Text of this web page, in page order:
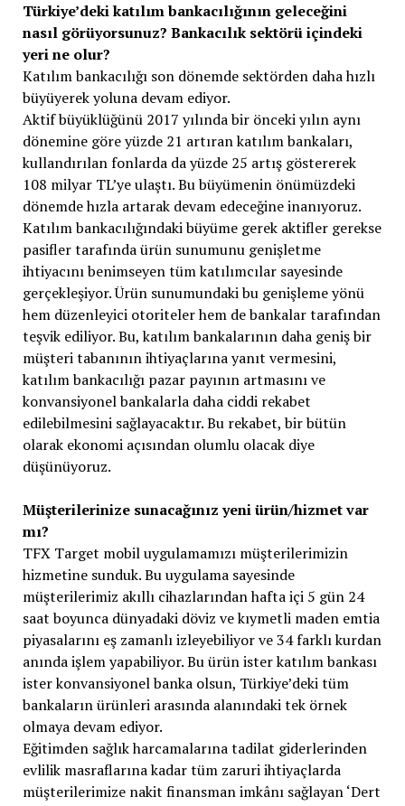
Türkiye’deki katılım bankacılığının geleceğini
nasıl görüyorsunuz? Bankacılık sektörü içindeki
yeri ne olur?
Katılım bankacılığı son dönemde sektörden daha hızlı
büyüyerek yoluna devam ediyor.
Aktif büyüklüğünü 2017 yılında bir önceki yılın aynı
dönemine göre yüzde 21 artıran katılım bankaları,
kullandırılan fonlarda da yüzde 25 artış göstererek
108 milyar TL’ye ulaştı. Bu büyümenin önümüzdeki
dönemde hızla artarak devam edeceğine inanıyoruz.
Katılım bankacılığındaki büyüme gerek aktifler gerekse
pasifler tarafında ürün sunumunu genişletme
ihtiyacını benimseyen tüm katılımcılar sayesinde
gerçekleşiyor. Ürün sunumundaki bu genişleme yönü
hem düzenleyici otoriteler hem de bankalar tarafından
teşvik ediliyor. Bu, katılım bankalarının daha geniş bir
müşteri tabanının ihtiyaçlarına yanıt vermesini,
katılım bankacılığı pazar payının artmasını ve
konvansiyonel bankalarla daha ciddi rekabet
edilebilmesini sağlayacaktır. Bu rekabet, bir bütün
olarak ekonomi açısından olumlu olacak diye
düşünüyoruz.
Müşterilerinize sunacağınız yeni ürün/hizmet var
mı?
TFX Target mobil uygulamamızı müşterilerimizin
hizmetine sunduk. Bu uygulama sayesinde
müşterilerimiz akıllı cihazlarından hafta içi 5 gün 24
saat boyunca dünyadaki döviz ve kıymetli maden emtia
piyasalarını eş zamanlı izleyebiliyor ve 34 farklı kurdan
anında işlem yapabiliyor. Bu ürün ister katılım bankası
ister konvansiyonel banka olsun, Türkiye’deki tüm
bankaların ürünleri arasında alanındaki tek örnek
olmaya devam ediyor.
Eğitimden sağlık harcamalarına tadilat giderlerinden
evlilik masraflarına kadar tüm zaruri ihtiyaçlarda
müşterilerimize nakit finansman imkânı sağlayan ‘Dert